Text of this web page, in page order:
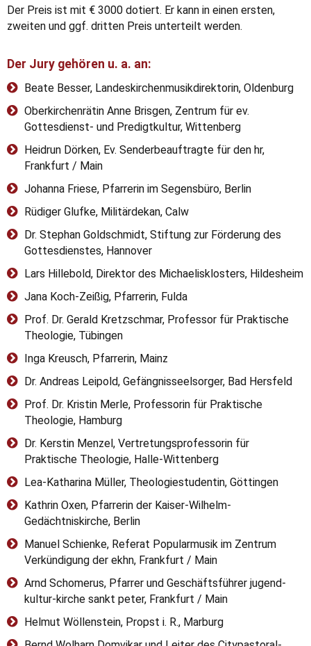
Der Preis ist mit € 3000 dotiert. Er kann in einen ersten,
zweiten und ggf. dritten Preis unterteilt werden.
Der Jury gehören u. a. an:
Beate Besser, Landeskirchenmusikdirektorin, Oldenburg
Oberkirchenrätin Anne Brisgen, Zentrum für ev.
Gottesdienst- und Predigtkultur, Wittenberg
Heidrun Dörken, Ev. Senderbeauftragte für den hr,
Frankfurt / Main
Johanna Friese, Pfarrerin im Segensbüro, Berlin
Rüdiger Glufke, Militärdekan, Calw
Dr. Stephan Goldschmidt, Stiftung zur Förderung des
Gottesdienstes, Hannover
Lars Hillebold, Direktor des Michaelisklosters, Hildesheim
Jana Koch-Zeißig, Pfarrerin, Fulda
Prof. Dr. Gerald Kretzschmar, Professor für Praktische
Theologie, Tübingen
Inga Kreusch, Pfarrerin, Mainz
Dr. Andreas Leipold, Gefängnisseelsorger, Bad Hersfeld
Prof. Dr. Kristin Merle, Professorin für Praktische
Theologie, Hamburg
Dr. Kerstin Menzel, Vertretungsprofessorin für
Praktische Theologie, Halle-Wittenberg
Lea-Katharina Müller, Theologiestudentin, Göttingen
Kathrin Oxen, Pfarrerin der Kaiser-Wilhelm-
Gedächtniskirche, Berlin
Manuel Schienke, Referat Popularmusik im Zentrum
Verkündigung der ekhn, Frankfurt / Main
Arnd Schomerus, Pfarrer und Geschäftsführer jugend-
kultur-kirche sankt peter, Frankfurt / Main
Helmut Wöllenstein, Propst i. R., Marburg